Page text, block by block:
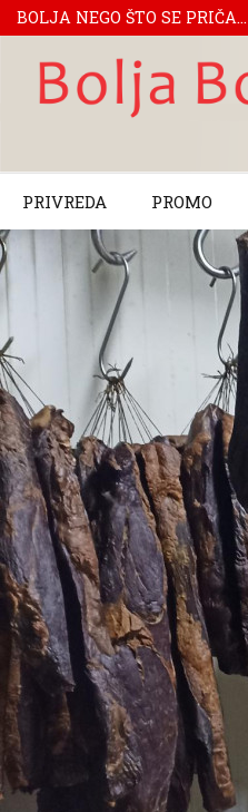
BOLJA NEGO ŠTO SE PRIČA...
PRIVREDA PROMO